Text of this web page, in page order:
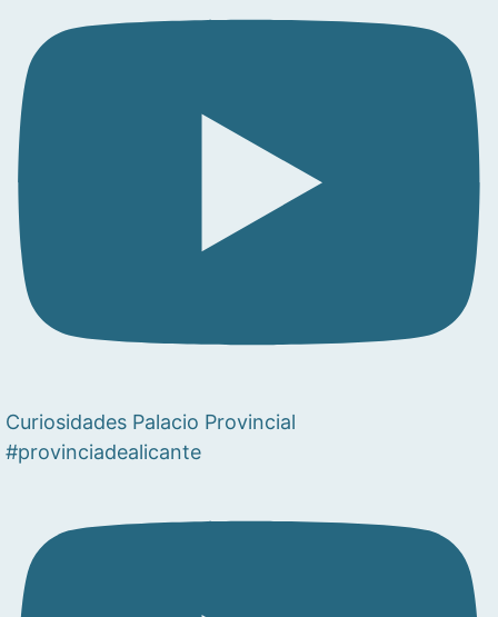
Curiosidades Palacio Provincial
#provinciadealicante